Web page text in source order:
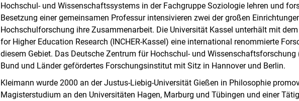
Hochschul- und Wissenschaftssystems in der Fachgruppe Soziologie lehren und
Besetzung einer gemeinsamen Professur intensivieren zwei der großen
Hochschulforschung ihre Zusammenarbeit. Die Universität Kassel unterhält mit
for Higher Education Research (INCHER-Kassel) eine international renommierte
diesem Gebiet. Das Deutsche Zentrum für Hochschul- und Wissenschaftsforschung
Bund und Länder gefördertes Forschungsinstitut mit Sitz in Hannover und Berlin.
Kleimann wurde 2000 an der Justus-Liebig-Universität Gießen in Philosophie
Magisterstudium an den Universitäten Hagen, Marburg und Tübingen und einer